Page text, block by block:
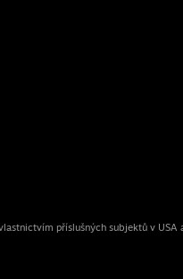
příslušných subjektů v USA